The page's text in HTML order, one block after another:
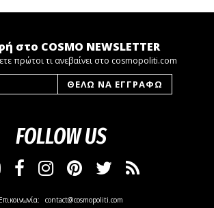
στο COSMO NEWSLETTER
πρώτοι τι ανεβαίνει στο cosmopoliti.com
FOLLOW US
Επικοινωνία: contact@cosmopoliti.com